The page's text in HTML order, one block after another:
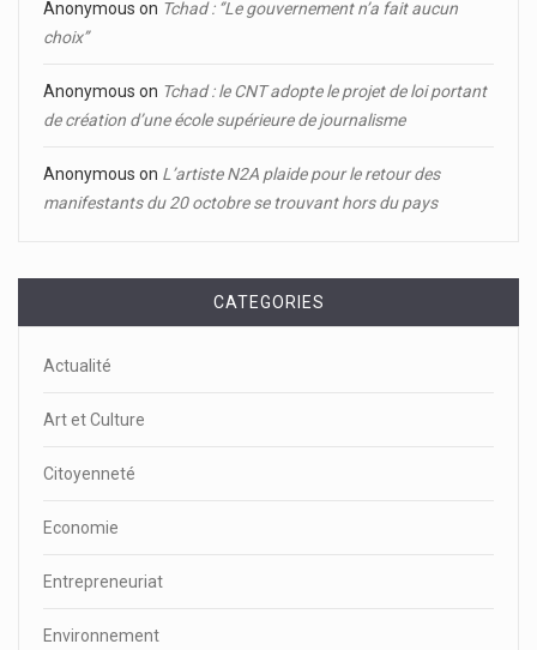
Anonymous on Tchad : ‘’Le gouvernement n’a fait aucun
choix’’
Anonymous on Tchad : le CNT adopte le projet de loi portant
de création d’une école supérieure de journalisme
Anonymous on L’artiste N2A plaide pour le retour des
manifestants du 20 octobre se trouvant hors du pays
CATEGORIES
Actualité
Art et Culture
Citoyenneté
Economie
Entrepreneuriat
Environnement